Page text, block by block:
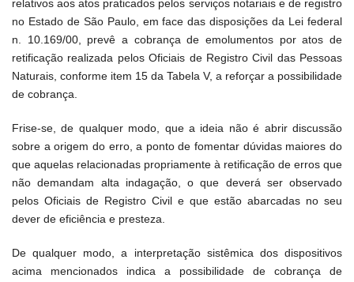
relativos aos atos praticados pelos serviços notariais e de registro
no Estado de São Paulo, em face das disposições da Lei federal
n. 10.169/00, prevê a cobrança de emolumentos por atos de
retificação realizada pelos Oficiais de Registro Civil das Pessoas
Naturais, conforme item 15 da Tabela V, a reforçar a possibilidade
de cobrança.
Frise-se, de qualquer modo, que a ideia não é abrir discussão
sobre a origem do erro, a ponto de fomentar dúvidas maiores do
que aquelas relacionadas propriamente à retificação de erros que
não demandam alta indagação, o que deverá ser observado
pelos Oficiais de Registro Civil e que estão abarcadas no seu
dever de eficiência e presteza.
De qualquer modo, a interpretação sistêmica dos dispositivos
acima mencionados indica a possibilidade de cobrança de